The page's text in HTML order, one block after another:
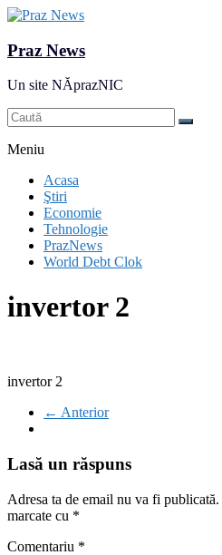
Praz News
Un site NĂprazNIC
Meniu
Acasa
Ştiri
Economie
Tehnologie
PrazNews
World Debt Clok
invertor 2
invertor 2
← Anterior
Lasă un răspuns
Adresa ta de email nu va fi publicată.
marcate cu *
Comentariu *